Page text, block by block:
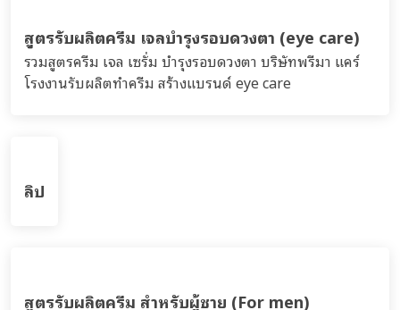
สูตรรับผลิตครีม เจลบำรุงรอบดวงตา (eye care)
รวมสูตรครีม เจล เซรั่ม บำรุงรอบดวงตา บริษัทพรีมา แคร์
โรงงานรับผลิตทำครีม สร้างแบรนด์ eye care
ลิป
สูตรรับผลิตครีม สำหรับผู้ชาย (For men)